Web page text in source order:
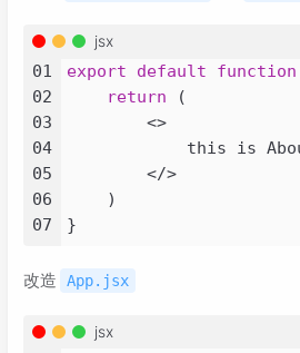
jsx
01
02
03
04
05
06
07
export default function
return (
<>
this is
</>
    )
改造 App.jsx
jsx